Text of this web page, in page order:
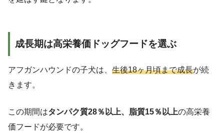
成長期は高栄養価ドッグフードを選ぶ
アフガンハウンドの子犬は、 生後18ヶ月頃まで成長が続
きます。
この期間はタンパク質28％以上、脂質15％以上の高栄養
価フードが必要です。